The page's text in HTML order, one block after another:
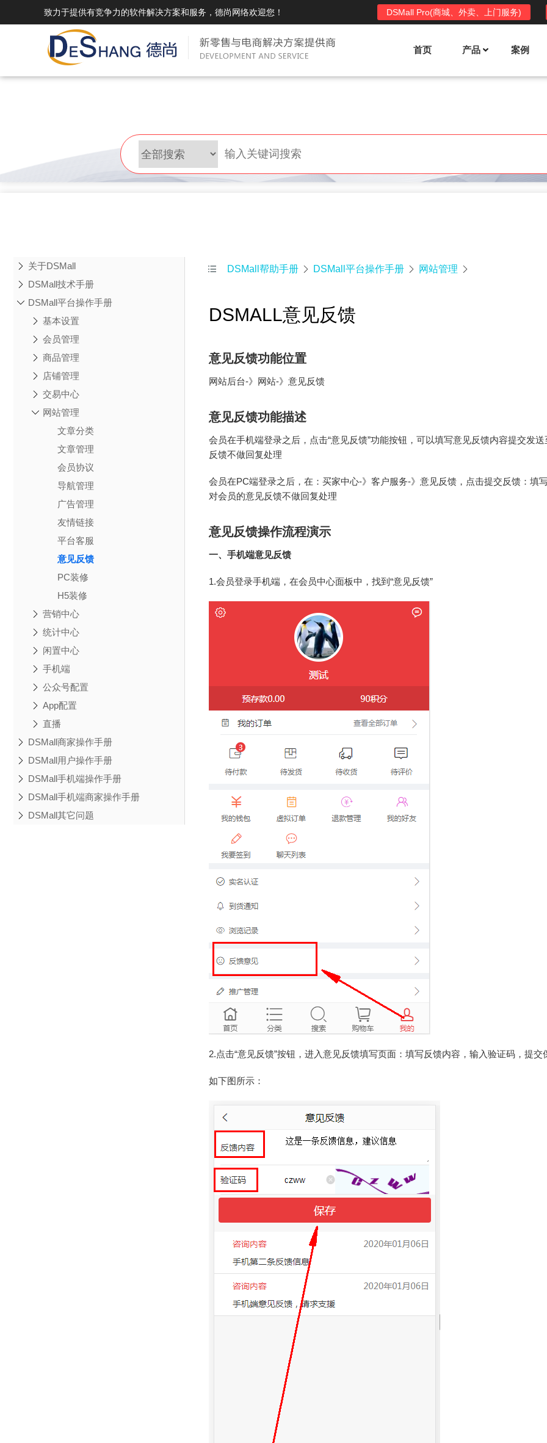
致力于提供有竞争力的软件解决方案和服务，德尚网络欢迎您！ DSMall Pro(商城、外卖、上门服务)
首页 产品
DSMall Pro功能列表
DSMall Pro支持商城购物，外卖，上门
服务，短视频等功能。
DSMall功能列表
系统支持平台自营、分销、拼团、限时
折扣、优惠套装、微信、小程序等
DSShop功能列表
案例
关于DSMall
DSMall技术手册
DSMall平台操作手册
基本设置
会员管理
商品管理
店铺管理
交易中心
网站管理
文章分类
文章管理
会员协议
导航管理
广告管理
友情链接
平台客服
意见反馈
PC装修
H5装修
营销中心
统计中心
闲置中心
手机端
公众号配置
App配置
直播
DSMall商家操作手册
DSMall用户操作手册
DSMall手机端操作手册
DSMall手机端商家操作手册
DSMall其它问题
 DSMall帮助手册  DSMall平台操作手册  网站管理 
DSMALL意见反馈
意见反馈功能位置
网站后台-》网站-》意见反馈
意见反馈功能描述
会员在手机端登录之后，点击“意见反馈”功能按钮，可以填写意见反馈内容提交发
反馈不做回复处理
会员在PC端登录之后，在：买家中心-》客户服务-》意见反馈，点击提交反馈：填
对会员的意见反馈不做回复处理
意见反馈操作流程演示
一、手机端意见反馈
1.会员登录手机端，在会员中心面板中，找到“意见反馈”
2.点击“意见反馈”按钮，进入意见反馈填写页面：填写反馈内容，输入验证码，提交
如下图所示：